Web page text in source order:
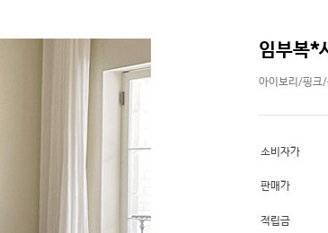
임부복*
아이보리/핑크/
소비자가
판매가
적립금